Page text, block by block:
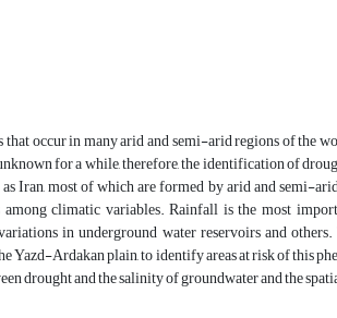
occur in many arid and semi-arid regions of the
for a while, therefore, the identification of
Iran, most of which are formed by arid and semi-
climatic variables. Rainfall is the most
in underground water reservoirs and
Yazd-Ardakan plain, to identify areas at risk of this
drought and the salinity of groundwater and the